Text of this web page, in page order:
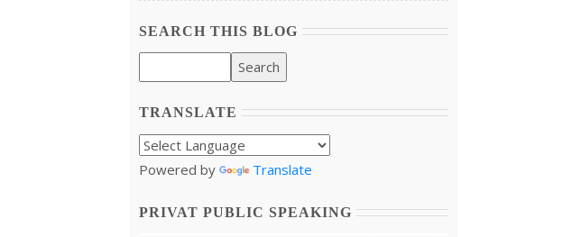
SEARCH THIS BLOG
TRANSLATE
Powered by Translate
PRIVAT PUBLIC SPEAKING